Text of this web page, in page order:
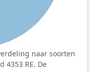
naar soorten
4353 RE. De